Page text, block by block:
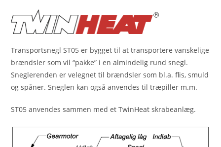
Transportsnegl ST05 er bygget til at transportere vanskelige
brændsler som vil “pakke” i en almindelig rund snegl.
Sneglerenden er velegnet til brændsler som bl.a. flis, smuld
og spåner. Sneglen kan også anvendes til træpiller m.m.
ST05 anvendes sammen med et TwinHeat skrabeanlæg.